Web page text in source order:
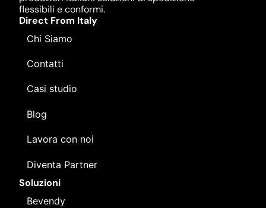
flessibili e conformi.
Direct From Italy
Chi Siamo
Contatti
Casi studio
Blog
Lavora con noi
Diventa Partner
Soluzioni
Bevendy